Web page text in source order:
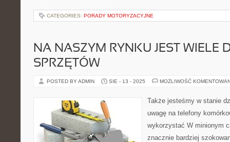
CATEGORIES: PORADY MOTORYZACYJNE
NA NASZYM RYNKU JEST WIELE
SPRZĘTÓW
POSTED BY ADMIN SIE - 13 - 2025 MOŻLIWOŚĆ
Także jesteśmy w stanie
uwagę na telefony
wykorzystać W minionym
znacznie bardziej